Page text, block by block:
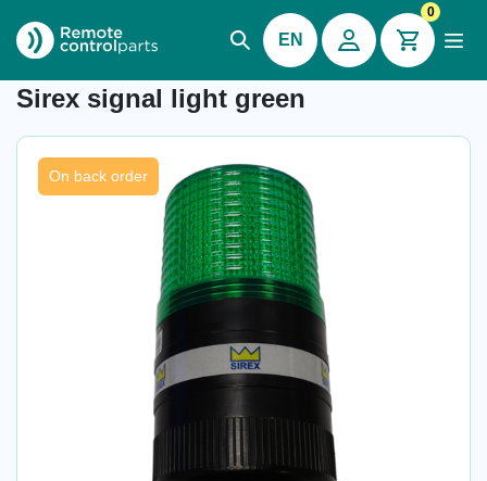
EN
0
Item number: 32.501
Sirex signal light green
On back order